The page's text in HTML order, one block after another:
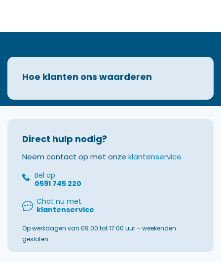
Hoe klanten ons waarderen
Direct hulp nodig?
Neem contact op met onze klantenservice
Bel op
0591 745 220
Chat nu met
klantenservice
Op werkdagen van 09.00 tot 17:00 uur – weekenden
gesloten